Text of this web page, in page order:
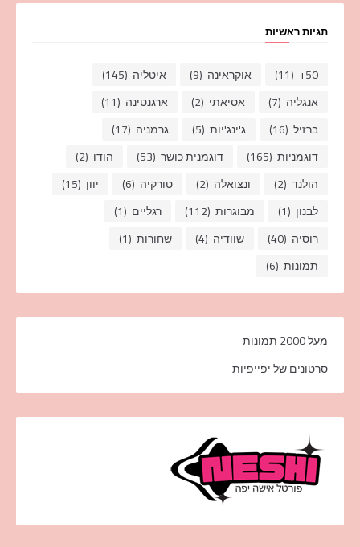
תגיות ראשיות
50+
(11) אוקראינה (9) איטליה (145)
אנגליה (7) אסיאתי (2) ארגנטינה (11)
ברזיל (16) ג'ינג'יות (5) גרמניה (17)
דוגמניות (165) דוגמנית כושר (53) הודו (2)
הולנד (2) ונצואלה (2) טורקיה (6) יוון (15)
לבנון (1) מבוגרות (112) רגליים (1)
רוסיה (40) שוודיה (4) שחורות (1)
תמונות (6)
מעל 2000 תמונות
סרטונים של יפייפיות